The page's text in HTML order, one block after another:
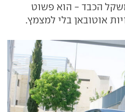
הכבד - הוא פשוט